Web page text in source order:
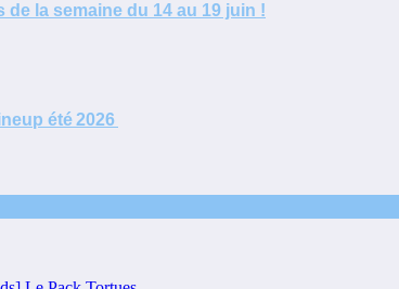
la semaine du 14 au 19 juin !
été 2026